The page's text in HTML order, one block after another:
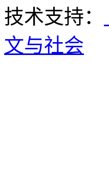
技术支持：
文与社会